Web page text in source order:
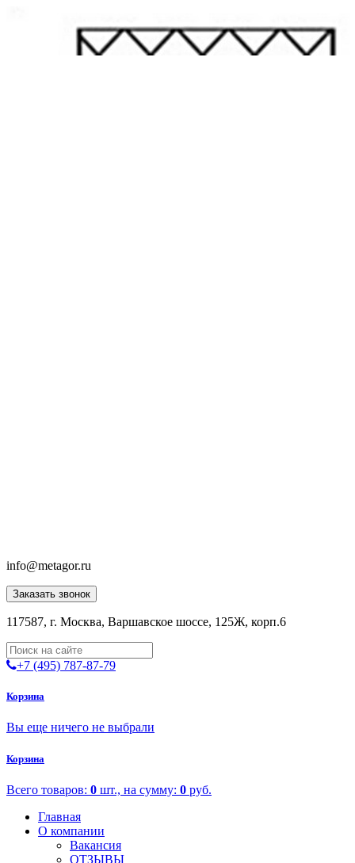
info@metagor.ru
Заказать звонок
117587, г. Москва, Варшавское шоссе, 125Ж, корп.6
+7 (495) 787-87-79
Корзина
Вы еще ничего не выбрали
Корзина
Всего товаров: 0 шт., на сумму: 0 руб.
Главная
О компании
Вакансия
ОТЗЫВЫ